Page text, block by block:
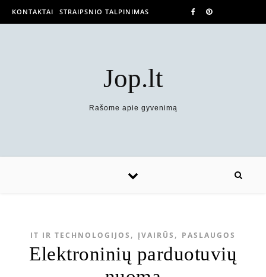
KONTAKTAI STRAIPSNIO TALPINIMAS
Jop.lt
Rašome apie gyvenimą
IT IR TECHNOLOGIJOS , ĮVAIRŪS , PASLAUGOS
Elektroninių parduotuvių